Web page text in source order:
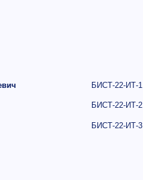
БИСТ-22-ИТ-1
БИСТ-22-ИТ-2
БИСТ-22-ИТ-3